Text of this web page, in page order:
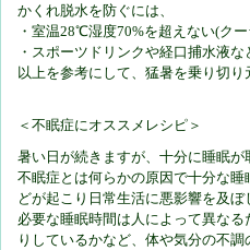
かくれ脱水を防ぐには、
・室温28℃湿度70%を超えない(ク
・スポーツドリンクや経口捕水液
以上を参考にして、猛暑を乗り切り
＜不眠症にオススメレシピ＞
暑い日が続きますが、十分に睡眠が
不眠症とは何らかの原因で十分な
どが起こり日常生活に悪影響を及ぼ
必要な睡眠時間は人によって異な
りしているかなど、体や気分の不調